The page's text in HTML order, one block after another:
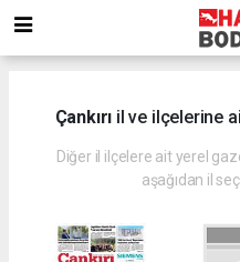
Çankırı il ve ilçelerine
Diğer il ilçelere ait yerel
aşağıdan il